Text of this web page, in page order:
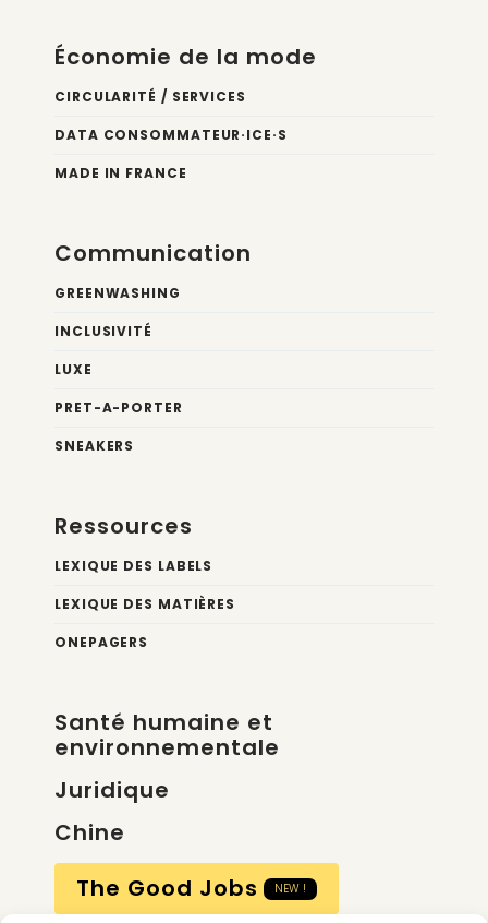
Économie de la mode
CIRCULARITÉ / SERVICES
DATA CONSOMMATEUR·ICE·S
MADE IN FRANCE
Communication
GREENWASHING
INCLUSIVITÉ
LUXE
PRET-A-PORTER
SNEAKERS
Ressources
LEXIQUE DES LABELS
LEXIQUE DES MATIÈRES
ONEPAGERS
Santé humaine et
environnementale
Juridique
Chine
The Good Jobs
NEW !